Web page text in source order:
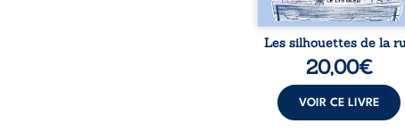
Les silhouettes de la
20,00€
VOIR CE LIVRE